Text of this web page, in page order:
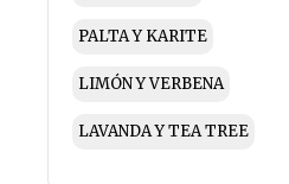
PALTA Y KARITE
LIMÓN Y VERBENA
LAVANDA Y TEA TREE